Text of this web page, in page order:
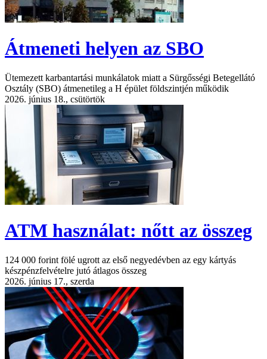
Átmeneti helyen az SBO
Ütemezett karbantartási munkálatok miatt a Sürgősségi Betegellátó
Osztály (SBO) átmenetileg a H épület földszintjén működik
2026. június 18., csütörtök
ATM használat: nőtt az összeg
124 000 forint fölé ugrott az első negyedévben az egy kártyás
készpénzfelvételre jutó átlagos összeg
2026. június 17., szerda